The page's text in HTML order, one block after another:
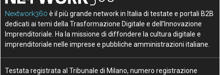
Nextwork360 è il più grande network in Italia di testate e portali B2B
dedicati ai temi della Trasformazione Digitale e dell’Innovazione
Imprenditoriale. Ha la missione di diffondere la cultura digitale e
imprenditoriale nelle imprese e pubbliche amministrazioni italiane.
Testata registrata al Tribunale di Milano, numero registrazione